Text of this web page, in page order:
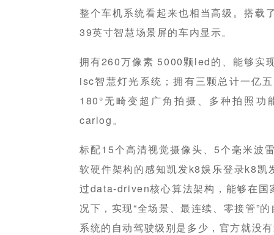
整个车机系统看起来也相当高级。搭载
39英寸智慧场景屏的车内显示。
拥有260万像素 5000颗led的、能够实
isc智慧灯光系统；拥有三颗总计一亿
180°无畸变超广角拍摄、多种拍照
carlog。
标配15个高清视觉摄像头、5个毫米波
软硬件架构的感知凯发k8娱乐登录k8
过data-driven核心算法架构，能够在国
况下，实现“全场景、最连续、零接管”
系统的自动驾驶级别是多少，官方就没